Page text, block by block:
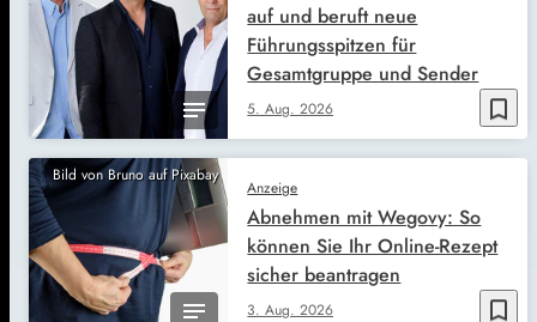
bookmark_border
5. Aug. 2026
auf und beruft neue
Führungsspitzen für
Gesamtgruppe und Sender
Bild von Bruno auf Pixabay
bookmark_border
Anzeige
3. Aug. 2026
Abnehmen mit Wegovy: So
können Sie Ihr Online-Rezept
sicher beantragen